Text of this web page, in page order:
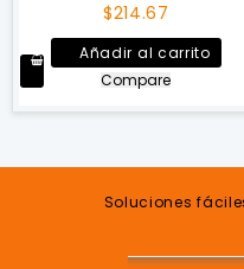
$214.67
Añadir al carrito
Compare
Soluciones